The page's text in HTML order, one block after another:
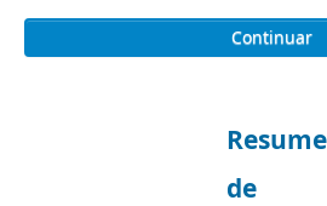
Continuar
de